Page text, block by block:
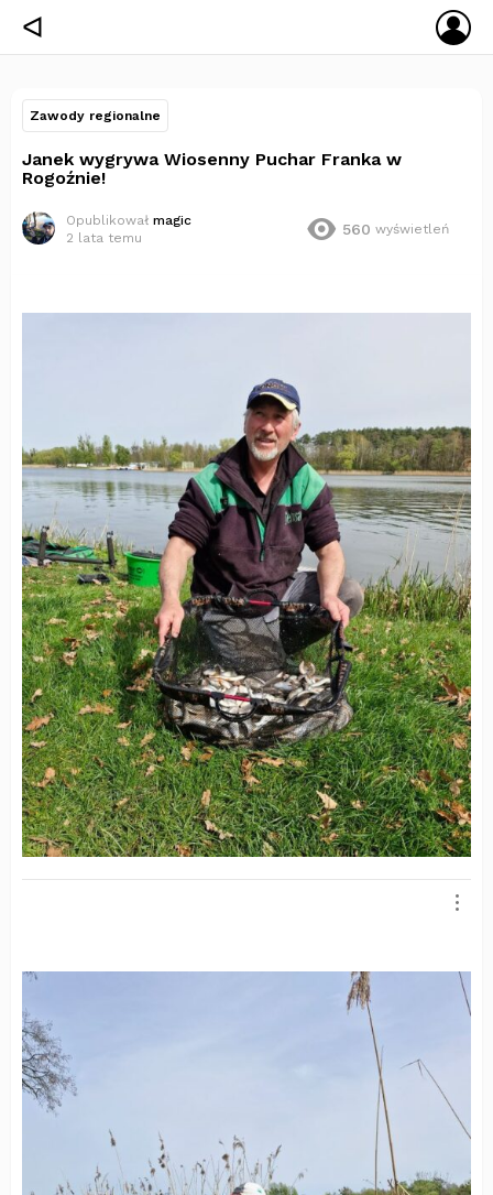
ᐊ
Zawody regionalne
Janek wygrywa Wiosenny Puchar Franka w
Rogoźnie!
Opublikował magic
2 lata temu
560 wyświetleń